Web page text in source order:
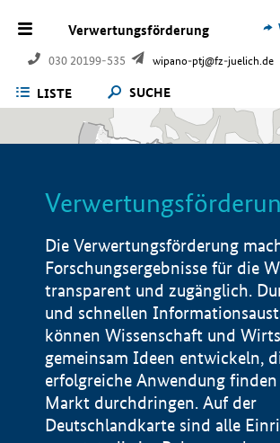
Verwertungsförderung
030 20199-535 wipano-ptj@fz-juelich.de
LISTE SUCHE
Die Verwertungsförderung
Forschungsergebnisse für die
transparent und zugänglich.
und schnellen
können Wissenschaft und
gemeinsam Ideen entwickeln,
erfolgreiche Anwendung
Markt durchdringen. Auf der
Deutschlandkarte sind alle